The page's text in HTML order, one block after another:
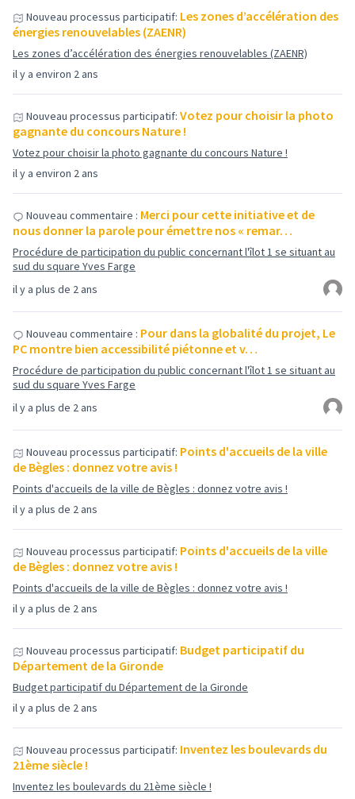
il y a environ 2 ans
Nouveau processus participatif: Les zones d’accélération des
énergies renouvelables (ZAENR)
Les zones d’accélération des énergies renouvelables (ZAENR)
il y a environ 2 ans
Nouveau processus participatif: Votez pour choisir la photo
gagnante du concours Nature !
Votez pour choisir la photo gagnante du concours Nature !
il y a plus de 2 ans
Nouveau commentaire : Merci pour cette initiative et de
nous donner la parole pour émettre nos « remar…
Procédure de participation du public concernant l'îlot 1 se situant au
sud du square Yves Farge
il y a plus de 2 ans
Nouveau commentaire : Pour dans la globalité du projet, Le
PC montre bien accessibilité piétonne et v…
Procédure de participation du public concernant l'îlot 1 se situant au
sud du square Yves Farge
il y a plus de 2 ans
Nouveau processus participatif: Points d'accueils de la ville
de Bègles : donnez votre avis !
Points d'accueils de la ville de Bègles : donnez votre avis !
il y a plus de 2 ans
Nouveau processus participatif: Points d'accueils de la ville
de Bègles : donnez votre avis !
Points d'accueils de la ville de Bègles : donnez votre avis !
il y a plus de 2 ans
Nouveau processus participatif: Budget participatif du
Département de la Gironde
Budget participatif du Département de la Gironde
Nouveau processus participatif: Inventez les boulevards du
21ème siècle !
Inventez les boulevards du 21ème siècle !